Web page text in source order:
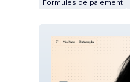
Formules de paiement